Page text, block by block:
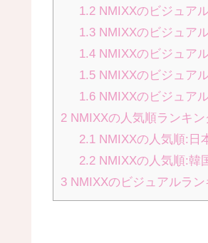
1.2NMIXXのビジュア
1.3NMIXXのビジュア
1.4NMIXXのビジュア
1.5NMIXXのビジュア
1.6NMIXXのビジュア
2 NMIXXの人気順ランキン
2.1NMIXXの人気順:日
2.2NMIXXの人気順:韓
3 NMIXXのビジュアルラ